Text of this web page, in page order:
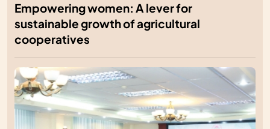
Empowering women: A lever for
sustainable growth of agricultural
cooperatives